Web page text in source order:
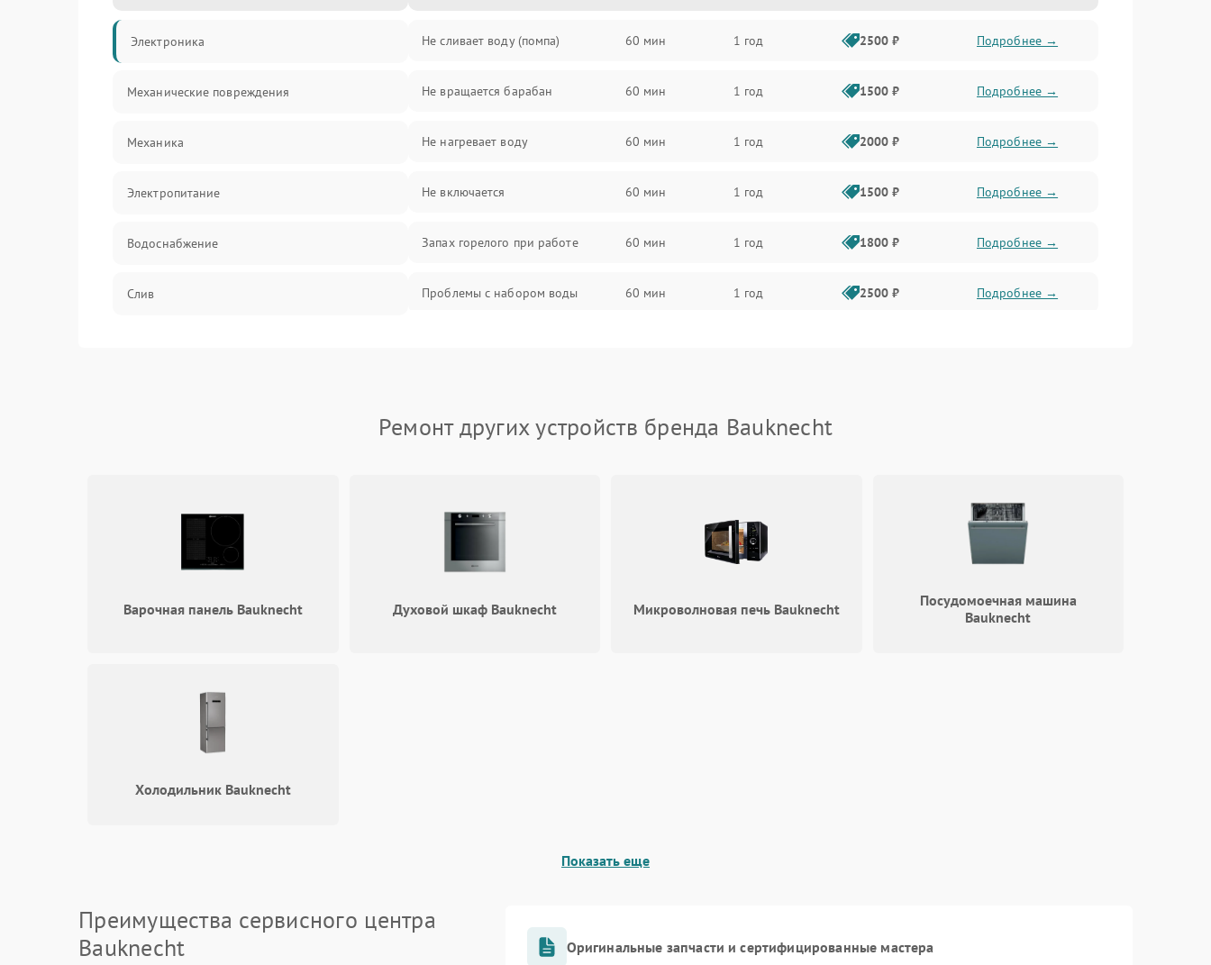
Электроника
Механические повреждения
Механика
Электропитание
Водоснабжение
Слив
Не сливает воду (помпа) 60 мин 1 год 2500 ₽ Подробнее →
Не вращается барабан 60 мин 1 год 1500 ₽ Подробнее →
Не нагревает воду 60 мин 1 год 2000 ₽ Подробнее →
Не включается 60 мин 1 год 1500 ₽ Подробнее →
Запах горелого при работе 60 мин 1 год 1800 ₽ Подробнее →
Проблемы с набором воды 60 мин 1 год 2500 ₽ Подробнее →
Ремонт других устройств бренда Bauknecht
Варочная панель Bauknecht Духовой шкаф Bauknecht Микроволновая печь Bauknecht
Посудомоечная машина
Bauknecht
Холодильник Bauknecht
Показать еще
Преимущества сервисного центра
Bauknecht
Оригинальные запчасти и сертифицированные мастера